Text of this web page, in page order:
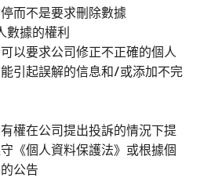
而不是要求刪除數據
數據的權利
以要求公司修正不正確的個人
引起誤解的信息和/或添加不完
權在公司提出投訴的情況下提
《個人資料保護法》或根據個
公告